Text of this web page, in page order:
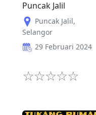
Puncak Jalil
Puncak Jalil,
Selangor
29 Februari 2024